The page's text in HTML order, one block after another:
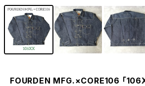
FOURDEN MFG.×CORE106 「